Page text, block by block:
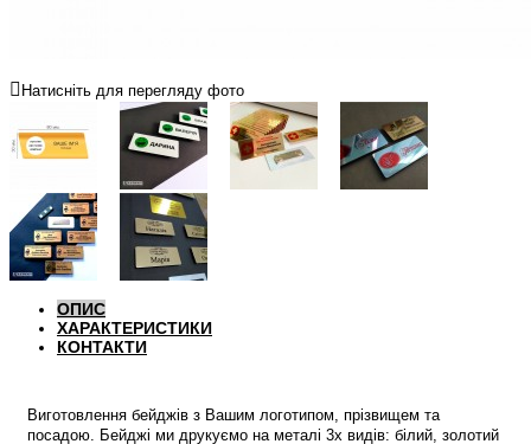
Натисніть для перегляду фото
ОПИС
ХАРАКТЕРИСТИКИ
КОНТАКТИ
Виготовлення бейджів з Вашим логотипом, прізвищем та
посадою. Бейджі ми друкуємо на металі 3х видів: білий, золотий